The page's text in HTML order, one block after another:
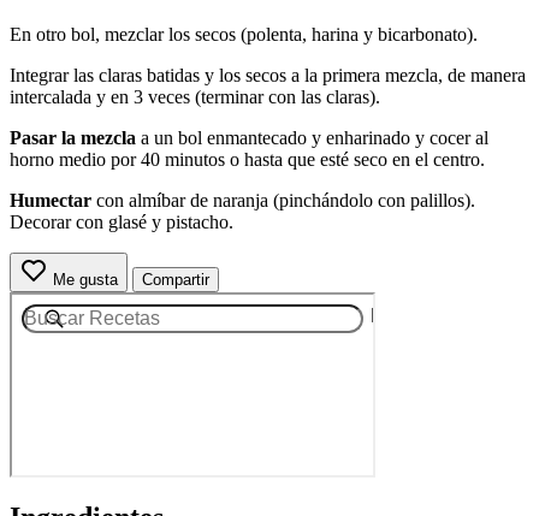
En otro bol, mezclar los secos (polenta, harina y bicarbonato).
Integrar las claras batidas y los secos a la primera mezcla, de manera
intercalada y en 3 veces (terminar con las claras).
Pasar la mezcla a un bol enmantecado y enharinado y cocer al
horno medio por 40 minutos o hasta que esté seco en el centro.
Humectar con almíbar de naranja (pinchándolo con palillos).
Decorar con glasé y pistacho.
Me gusta Compartir